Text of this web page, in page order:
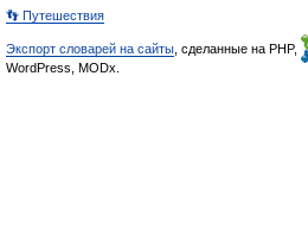
👣 Путешествия
Экспорт словарей на сайты , сделанные на PHP,
WordPress, MODx.